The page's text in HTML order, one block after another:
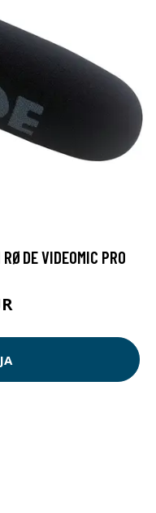
VIDEOMIC PRO